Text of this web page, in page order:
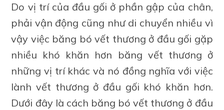
Do vị trí của đầu gối ở phần gập của chân,
phải vận động cũng như di chuyển nhiều vì
vậy việc băng bó vết thương ở đầu gối gặp
nhiều khó khăn hơn băng vết thương ở
những vị trí khác và nó đồng nghĩa với việc
lành vết thương ở đầu gối khó khăn hơn.
Dưới đây là cách băng bó vết thương ở đầu